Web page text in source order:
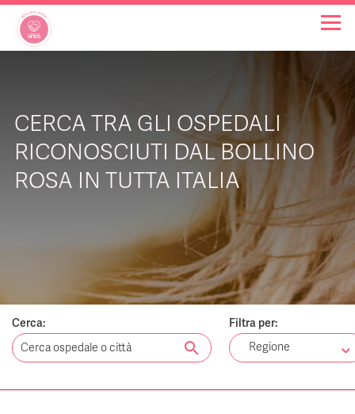
INIZIATIVE
NOTIZIE
CHI SIAMO
CERCA TRA GLI OSPEDALI
RICONOSCIUTI DAL BOLLINO
ROSA IN TUTTA ITALIA
Cerca:
search
Filtra per:
Regione